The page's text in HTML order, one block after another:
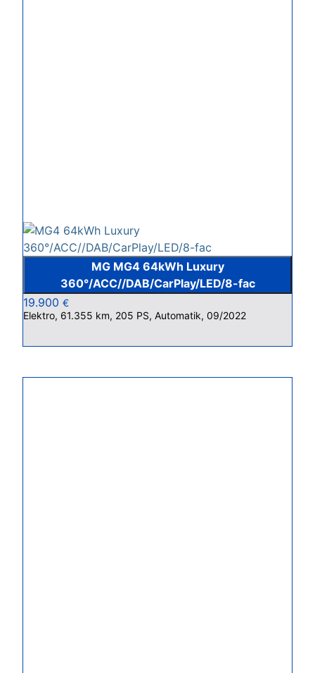
MG MG4 64kWh Luxury
360°/ACC//DAB/CarPlay/LED/8-fac
19.900 €
Elektro, 61.355 km, 205 PS, Automatik, 09/2022